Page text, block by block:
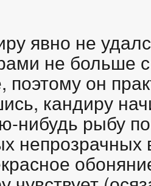
явно не
не больше
поэтому он
кандиру
нибудь рыбу
непрозрачных